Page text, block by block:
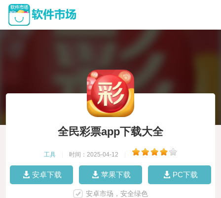
全民彩票app下载大全
工具 时间：2025-04-12
安卓下载 苹果下载 PC下载
安卓市场，安全绿色